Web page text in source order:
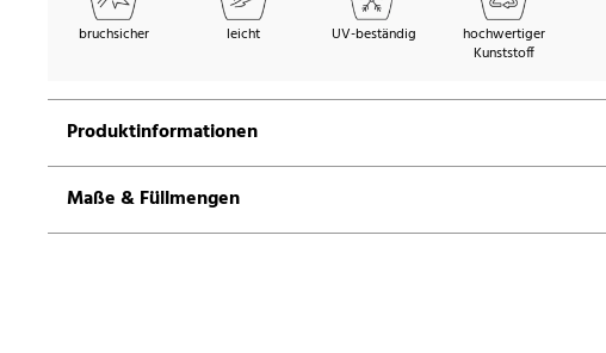
bruchsicher leicht UV-beständig
hochwertiger
Kunststoff
Produktinformationen
Maße & Füllmengen